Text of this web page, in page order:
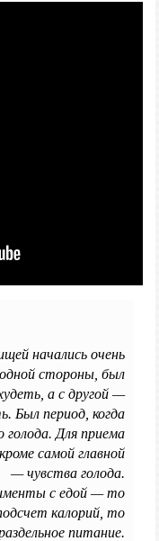
начались очень
стороны, был
а с другой —
Был период, когда
голода. Для приема
самой главной
— чувства голода.
с едой — то
калорий, то
питание.